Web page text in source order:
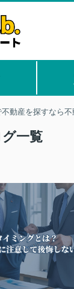
動産を探すなら
一覧